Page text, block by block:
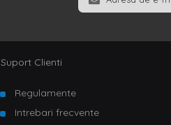
Suport Clienti
Regulamente
Intrebari frecvente